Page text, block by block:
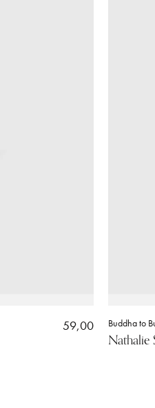
59,00 Buddha to
Nathalie